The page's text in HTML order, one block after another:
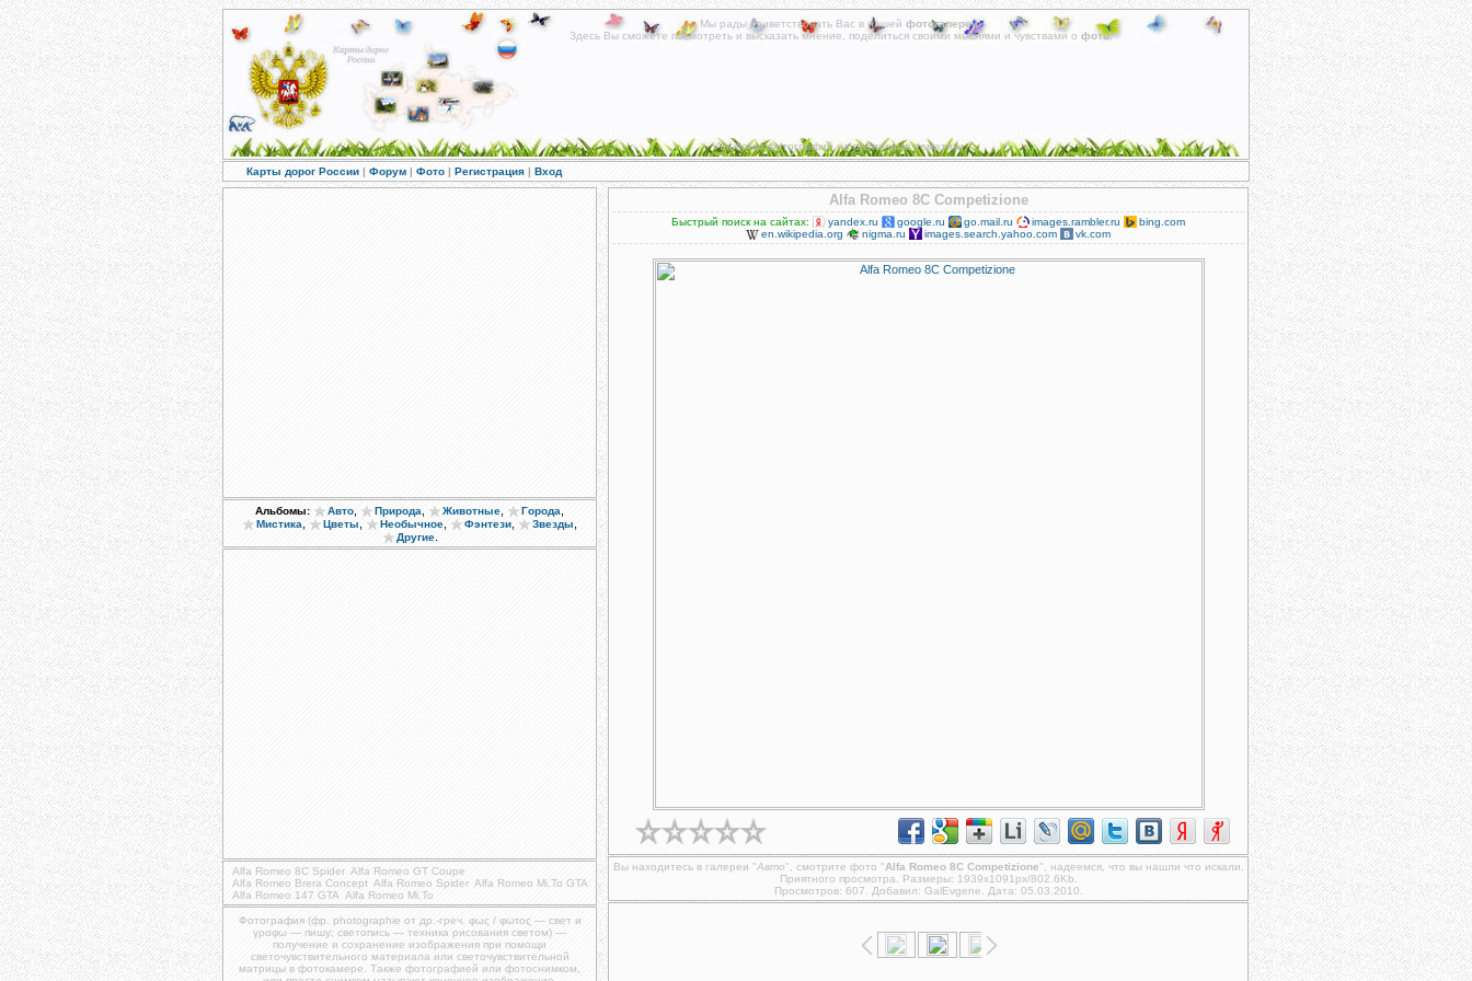
Мы рады приветствовать Вас в нашей фотогалереи!
Здесь Вы сможете посмотреть и высказать мнение, поделиться своими мыслями и чувствами о фото.
Альбомы фотографий на различные тематики.
Карты дорог России | Форум | Фото | Регистрация | Вход
Альбомы: Авто Природа Животные Города
Мистика Цветы Необычное Фэнтези Звезды
Другие.
Alfa Romeo 8C Spider Alfa Romeo GT Coupe
Alfa Romeo Brera Concept Alfa Romeo Spider Alfa Romeo Mi.To GTA
Alfa Romeo 147 GTA Alfa Romeo Mi.To
Фотография (фр. photographie от др.-греч. φως / φωτος — свет и
γραφω — пишу; светопись — техника рисования светом) —
получение и сохранение изображения при помощи
светочувствительного материала или светочувствительной
матрицы в фотокамере. Также фотографией или фотоснимком,
Alfa Romeo 8C Competizione
Быстрый поиск на сайтах: yandex.ru google.ru go.mail.ru images.rambler.ru
bing.com
en.wikipedia.org
nigma.ru images.search.yahoo.com vk.com
Вы находитесь в галереи "Авто", смотрите фото "Alfa Romeo 8C Competizione", надеемся, что вы нашли что искали.
Приятного просмотра. Размеры: 1939x1091px/802.6Kb.
Просмотров: 607. Добавил: GalEvgene . Дата: 05.03.2010.